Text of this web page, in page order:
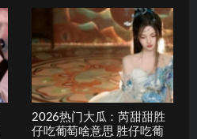
2026热门大瓜：芮甜甜胜
仔吃葡萄啥意思 胜仔吃葡